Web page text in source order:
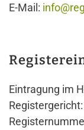
E-Mail:
Eintragung im